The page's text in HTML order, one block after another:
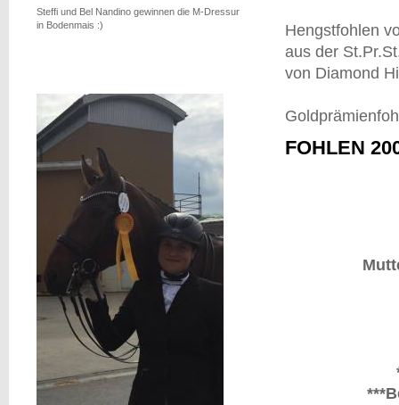
Steffi und Bel Nandino gewinnen die M-Dressur
in Bodenmais :)
Hengstfohlen
aus der
von Diamond
FOHLEN